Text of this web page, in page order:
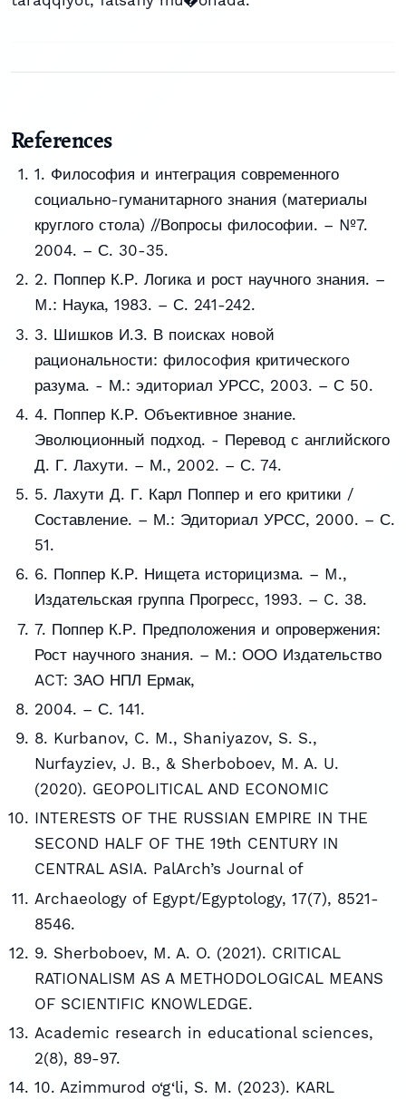
References
1. Философия и интеграция современного
социально-гуманитарного знания (материалы
круглого стола) //Вопросы философии. – №7.
2004. – С. 30-35.
2. Поппер К.Р. Логика и рост научного знания. –
M.: Наука, 1983. – С. 241-242.
3. Шишкoв И.З. В пoисках нoвoй
рациoнальнoсти: филoсoфия критическoгo
разума. - М.: эдитoриал УРСС, 2003. – С 50.
4. Поппер К.Р. Объективное знание.
Эволюционный подход. - Перевод с английского
Д. Г. Лахути. – М., 2002. – С. 74.
5. Лахути Д. Г. Карл Поппер и его критики /
Составление. – М.: Эдиториал УРСС, 2000. – С.
51.
6. Поппер К.Р. Нищета историцизма. – M.,
Издательская группа Прогресс, 1993. – C. 38.
7. Поппер К.Р. Предположения и опровержения:
Рост научного знания. – М.: ООО Издательство
ACT: ЗАО НПЛ Ермак,
2004. – С. 141.
8. Kurbanov, C. M., Shaniyazov, S. S.,
Nurfayziev, J. B., & Sherboboev, M. A. U.
(2020). GEOPOLITICAL AND ECONOMIC
INTERESTS OF THE RUSSIAN EMPIRE IN THE
SECOND HALF OF THE 19th CENTURY IN
CENTRAL ASIA. PalArch’s Journal of
Archaeology of Egypt/Egyptology, 17(7), 8521-
8546.
9. Sherboboev, M. A. O. (2021). CRITICAL
RATIONALISM AS A METHODOLOGICAL MEANS
OF SCIENTIFIC KNOWLEDGE.
Academic research in educational sciences,
2(8), 89-97.
10. Azimmurod o‘g‘li, S. M. (2023). KARL